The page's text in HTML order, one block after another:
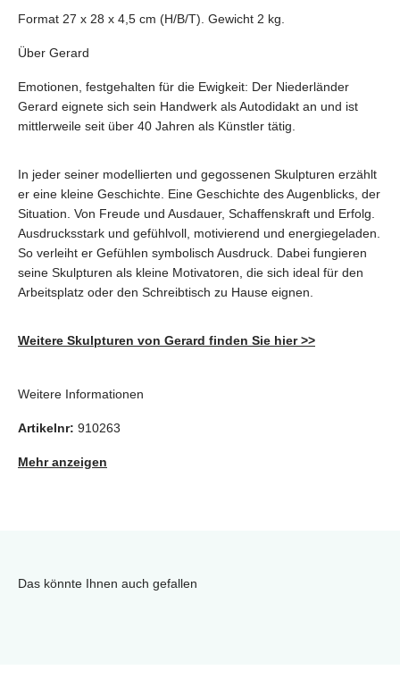
Format 27 x 28 x 4,5 cm (H/B/T). Gewicht 2 kg.
Über Gerard
Emotionen, festgehalten für die Ewigkeit: Der Niederländer
Gerard eignete sich sein Handwerk als Autodidakt an und ist
mittlerweile seit über 40 Jahren als Künstler tätig.
In jeder seiner modellierten und gegossenen Skulpturen erzählt
er eine kleine Geschichte. Eine Geschichte des Augenblicks, der
Situation. Von Freude und Ausdauer, Schaffenskraft und Erfolg.
Ausdrucksstark und gefühlvoll, motivierend und energiegeladen.
So verleiht er Gefühlen symbolisch Ausdruck. Dabei fungieren
seine Skulpturen als kleine Motivatoren, die sich ideal für den
Arbeitsplatz oder den Schreibtisch zu Hause eignen.
Weitere Skulpturen von Gerard finden Sie hier >>
Weitere Informationen
Artikelnr: 910263
Mehr anzeigen
Das könnte Ihnen auch gefallen